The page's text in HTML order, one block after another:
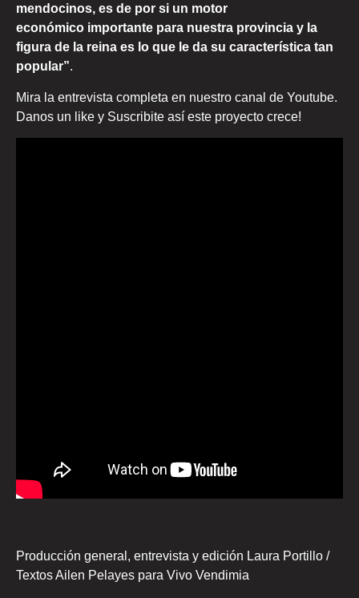
mendocinos, es de por si un motor
económico importante para nuestra provincia y la
figura de la reina es lo que le da su característica tan
popular”.
Mira la entrevista completa en nuestro canal de Youtube.
Danos un like y Suscribite así este proyecto crece!
Producción general, entrevista y edición Laura Portillo /
Textos Ailen Pelayes para Vivo Vendimia